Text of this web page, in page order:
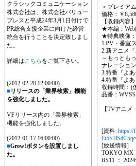
クラシックコミュニケーション
株式会社は、株式会社バリュー
プレスと平成24年3月1日付けで
PR総合支援企業に向けた経営
統合を行うことを決定致しまし
た。
詳細はこちら をご覧下さい。
(2012-02-28 12:00:00)
■リリースの「業界検索」機能
を強化しました。
VFリリース内の「業界検索」
機能を強化しました。
(2012-01-17 16:00:00)
■Grow!ボタンを設置しまし
た。
＜プレミア
価格：￥
【収録内容】
★本編：
★特典映像：
1.PV・番宣
2.新アニメ
～もっとも
ナレーショ
3.特番『よ
4.特番『よ
収録時間：(
品番：
【TVアニメ
[資料:
[放送情報]
TOKYO MX
BS11 ：